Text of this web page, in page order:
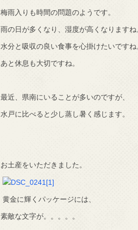
梅雨入りも時間の問題のようです。
雨の日が多くなり、湿度が高くなりますね
水分と吸収の良い食事を心掛けたいですね
あと休息も大切ですね。
最近、県南にいることが多いのですが、
水戸に比べると少し蒸し暑く感じます。
お土産をいただきました。
黄金に輝くパッケージには、
素敵な文字が。。。。。